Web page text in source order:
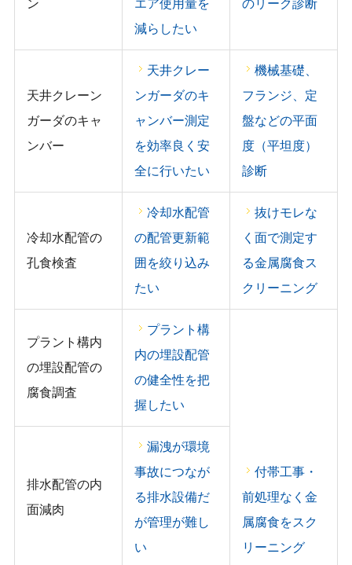
ン
エア使用量を
減らしたい
のリーク診断
天井クレーン
ガーダのキャ
ンバー
天井クレー
ンガーダのキ
ャンバー測定
を効率良く安
全に行いたい
機械基礎、
フランジ、定
盤などの平面
度（平坦度）
診断
冷却水配管の
孔食検査
冷却水配管
の配管更新範
囲を絞り込み
たい
抜けモレな
く面で測定す
る金属腐食ス
クリーニング
プラント構内
の埋設配管の
腐食調査
プラント構
内の埋設配管
の健全性を把
握したい
付帯工事・
前処理なく金
属腐食をスク
リーニング
排水配管の内
面減肉
漏洩が環境
事故につなが
る排水設備だ
が管理が難し
い